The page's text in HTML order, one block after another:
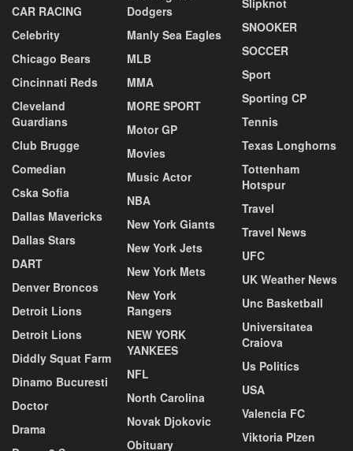
CAR RACING
Celebrity
Chicago Bears
Cincinnati Reds
Cleveland
Guardians
Club Brugge
Comedian
Cska Sofia
Dallas Mavericks
Dallas Stars
DART
Denver Broncos
Detroit Lions
Detroit Lions
Diddly Squat Farm
Dinamo Bucuresti
Doctor
Drama
Dodgers
Manly Sea Eagles
MLB
MMA
MORE SPORT
Motor GP
Movies
Music Actor
NBA
New York Giants
New York Jets
New York Mets
New York
Rangers
NEW YORK
YANKEES
NFL
North Carolina
Novak Djokovic
Obituary
SNOOKER
SOCCER
Sport
Sporting CP
Tennis
Texas Longhorns
Tottenham
Hotspur
Travel
Travel News
UFC
UK Weather News
Unc Basketball
Universitatea
Craiova
Us Politics
USA
Valencia FC
Viktoria Plzen